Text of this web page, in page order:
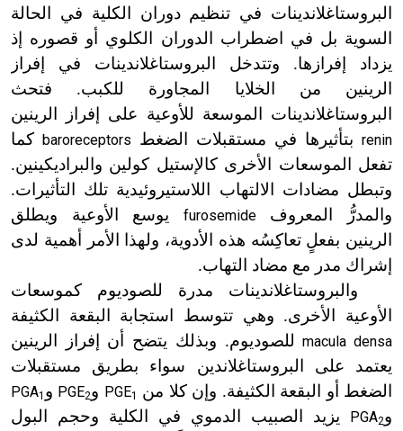
البروستاغلاندينات في تنظيم دوران الكلية في الحالة
السوية بل في اضطراب الدوران الكلوي أو قصوره إذ
يزداد إفرازها. وتتدخل البروستاغلاندينات في إفراز
الرينين من الخلايا المجاورة للكبب. فتحث
البروستاغلاندينات الموسعة للأوعية على إفراز الرينين
renin بتأثيرها في مستقبلات الضغط baroreceptors كما
تفعل الموسعات الأخرى كالإستيل كولين والبراديكينين.
وتبطل مضادات الالتهاب اللاستيروئيدية تلك التأثيرات.
والمدرُّ المعروفfurosemide يوسع الأوعية ويطلق
الرينين بفعلٍ تعاكِسُه هذه الأدوية، ولهذا الأمر أهمية لدى
إشراك مدر مع مضاد التهاب.
والبروستاغلاندينات مدرة للصوديوم كموسعات
الأوعية الأخرى. وهي تتوسط استجابة البقعة الكثيفة
macula densaللصوديوم. وبذلك يتضح أن إفراز الرينين
يعتمد على البروستاغلاندين سواء بطريق مستقبلات
الضغط أو البقعة الكثيفة. وإن كلا من
PGE1 و PGE2 و PGA1
و PGA2
يزيد الصبيب الدموي في الكلية وحجم البول